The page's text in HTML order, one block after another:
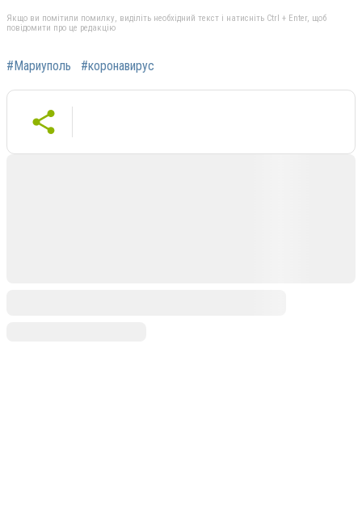
Якщо ви помітили помилку, виділіть необхідний текст і натисніть Ctrl + Enter, щоб
повідомити про це редакцію
#Мариуполь #коронавирус